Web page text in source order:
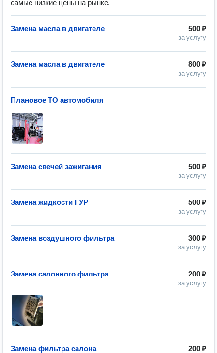
самые низкие цены на рынке.
500 ₽
за услугу
Замена масла в двигателе
800 ₽
за услугу
Замена масла в двигателе
—
Плановое ТО автомобиля
500 ₽
за услугу
Замена свечей зажигания
500 ₽
за услугу
Замена жидкости ГУР
300 ₽
за услугу
Замена воздушного фильтра
200 ₽
за услугу
Замена салонного фильтра
200 ₽
Замена фильтра салона